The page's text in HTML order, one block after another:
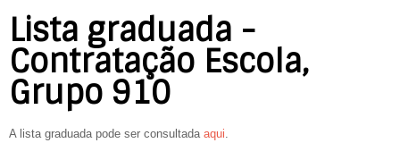
Lista graduada -
Contratação Escola,
Grupo 910
A lista graduada pode ser consultada aqui.